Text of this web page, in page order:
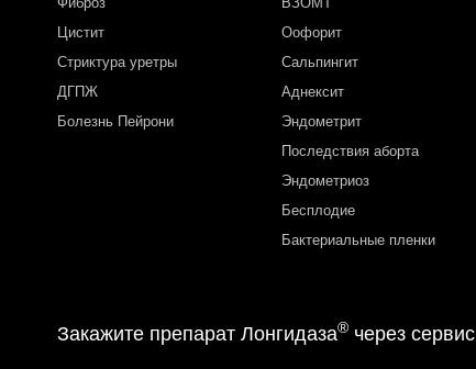
Цистит
Стриктура уретры
ДГПЖ
Болезнь Пейрони
Оофорит
Сальпингит
Аднексит
Эндометрит
Последствия аборта
Эндометриоз
Бесплодие
Бактериальные пленки
Закажите препарат Лонгидаза® через сервис